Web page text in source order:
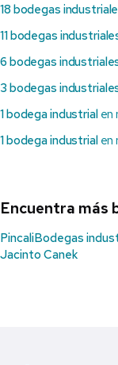
18 bodegas
11 bodegas
6 bodegas
3 bodegas
1 bodega industrialen
1 bodega industrialen
Encuentra más
PincaliBodegas
Jacinto Canek